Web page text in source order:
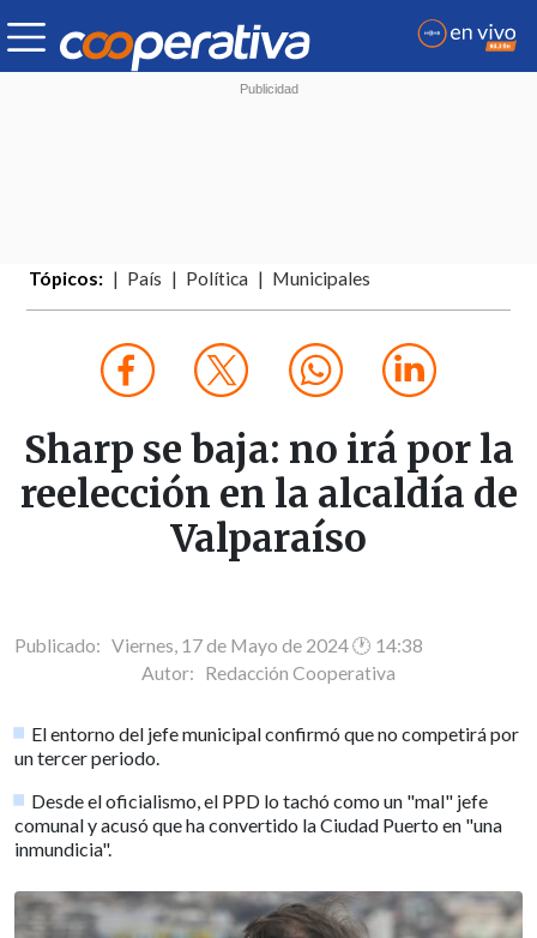
Tópicos: País Política Municipales
Sharp se baja: no irá por la
reelección en la alcaldía de
Valparaíso
Publicado: Viernes, 17 de Mayo de 2024 🕐 14:38
Autor: Redacción Cooperativa
El entorno del jefe municipal confirmó que no competirá por
un tercer periodo.
Desde el oficialismo, el PPD lo tachó como un "mal" jefe
comunal y acusó que ha convertido la Ciudad Puerto en "una
inmundicia".